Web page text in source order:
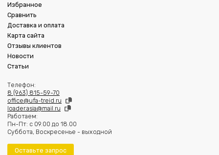
Избранное
Сравнить
Доставка и оплата
Карта сайта
Отзывы клиентов
Новости
Статьи
Телефон:
8 (963) 815-59-70
office@ufa-treid.ru
loader.asia@mail.ru
Работаем:
Пн-Пт: с 09.00 до 18.00
Суббота, Воскресенье - выходной
Оставьте запрос